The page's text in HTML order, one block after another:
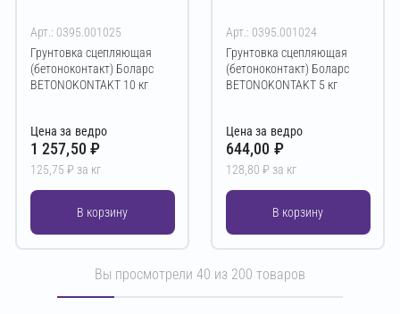
Арт.: 0395.001025
Грунтовка сцепляющая
(бетоноконтакт) Боларс
BETONOKONTAKT 10 кг
Цена за ведро
1 257,50 ₽
125,75 ₽ за кг
В корзину
Арт.: 0395.001024
Грунтовка сцепляющая
(бетоноконтакт) Боларс
BETONOKONTAKT 5 кг
Цена за ведро
644,00 ₽
128,80 ₽ за кг
В корзину
Вы просмотрели 40 из 200 товаров